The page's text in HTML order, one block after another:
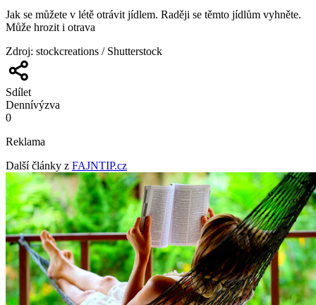
Jak se můžete v létě otrávit jídlem. Raději se těmto jídlům vyhněte.
Může hrozit i otrava
Zdroj: stockcreations / Shutterstock
Sdílet
Dennívýzva
0
Reklama
Další články z FAJNTIP.cz